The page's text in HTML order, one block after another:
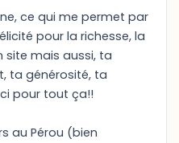
ce qui me permet par
pour la richesse, la
site mais aussi, ta
ta générosité, ta
pour tout ça!!
au Pérou (bien